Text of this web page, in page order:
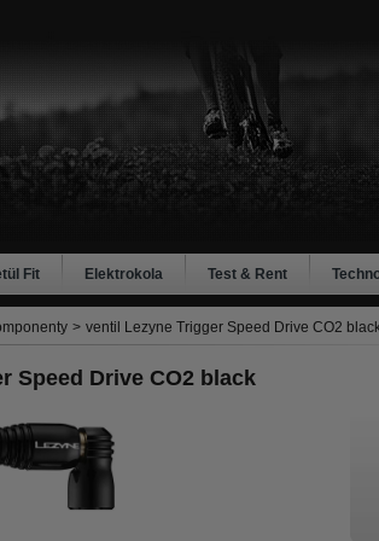
Fit Elektrokola Test & Rent
> ventil Lezyne Trigger Speed Drive CO2
Speed Drive CO2 black